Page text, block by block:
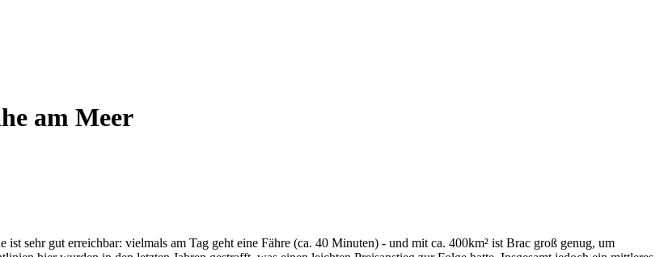
am Meer
sehr gut erreichbar: vielmals am Tag geht eine Fähre (ca. 40 Minuten) - und mit ca. 400km² ist Brac groß genug, um